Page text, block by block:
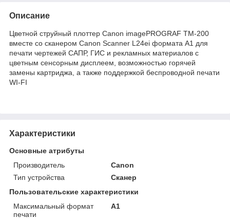
Описание
Цветной струйный плоттер Canon imagePROGRAF TM-200
вместе со сканером Canon Scanner L24ei формата А1 для
печати чертежей САПР, ГИС и рекламных материалов с
цветным сенсорным дисплеем, возможностью горячей
замены картриджа, а также поддержкой беспроводной печати
WI-FI
Характеристики
Основные атрибуты
Производитель
Canon
Тип устройства
Сканер
Пользовательские характеристики
Максимальный формат
печати
A1